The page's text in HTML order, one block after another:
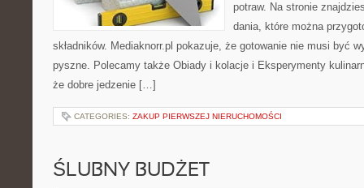
potraw. Na stronie
dania, które można
składników. Mediaknorr.pl pokazuje, że gotowanie nie musi być
pyszne. Polecamy także Obiady i kolacje i Eksperymenty
że dobre jedzenie […]
CATEGORIES: ZAKUP PIERWSZEJ NIERUCHOMOŚCI
ŚLUBNY BUDŻET